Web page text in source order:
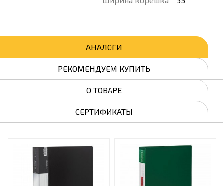
АНАЛОГИ
РЕКОМЕНДУЕМ КУПИТЬ
О ТОВАРЕ
СЕРТИФИКАТЫ